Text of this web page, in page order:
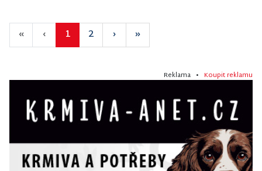
« ‹ 1 2 › »
Reklama • Koupit reklamu